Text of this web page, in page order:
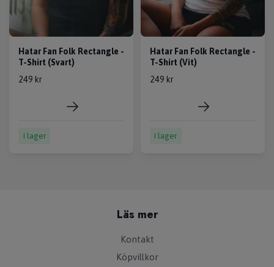
Hatar Fan Folk Rectangle -
T-Shirt (Svart)
249 kr
I lager
Hatar Fan Folk Rectangle -
T-Shirt (Vit)
249 kr
I lager
Läs mer
Kontakt
Köpvillkor